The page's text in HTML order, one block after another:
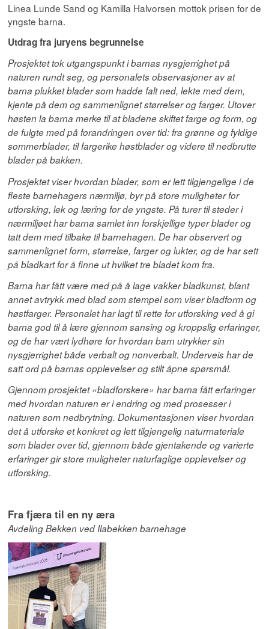
Linea Lunde Sand og Kamilla Halvorsen mottok prisen for de
yngste barna.
Utdrag fra juryens begrunnelse
Prosjektet tok utgangspunkt i barnas nysgjerrighet på
naturen rundt seg, og personalets observasjoner av at
barna plukket blader som hadde falt ned, lekte med dem,
kjente på dem og sammenlignet størrelser og farger. Utover
høsten la barna merke til at bladene skiftet farge og form, og
de fulgte med på forandringen over tid: fra grønne og fyldige
sommerblader, til fargerike høstblader og videre til nedbrutte
blader på bakken.
Prosjektet viser hvordan blader, som er lett tilgjengelige i de
fleste barnehagers nærmiljø, byr på store muligheter for
utforsking, lek og læring for de yngste. På turer til steder i
nærmiljøet har barna samlet inn forskjellige typer blader og
tatt dem med tilbake til barnehagen. De har observert og
sammenlignet form, størrelse, farger og lukter, og de har sett
på bladkart for å finne ut hvilket tre bladet kom fra.
Barna har fått være med på å lage vakker bladkunst, blant
annet avtrykk med blad som stempel som viser bladform og
høstfarger. Personalet har lagt til rette for utforsking ved å gi
barna god til å lære gjennom sansing og kroppslig erfaringer,
og de har vært lydhøre for hvordan barn utrykker sin
nysgjerrighet både verbalt og nonverbalt. Underveis har de
satt ord på barnas opplevelser og stilt åpne spørsmål.
Gjennom prosjektet «bladforskere» har barna fått erfaringer
med hvordan naturen er i endring og med prosesser i
naturen som nedbrytning. Dokumentasjonen viser hvordan
det å utforske et konkret og lett tilgjengelig naturmateriale
som blader over tid, gjennom både gjentakende og varierte
erfaringer gir store muligheter naturfaglige opplevelser og
utforsking.
Fra fjæra til en ny æra
Avdeling Bekken ved Ilabekken barnehage